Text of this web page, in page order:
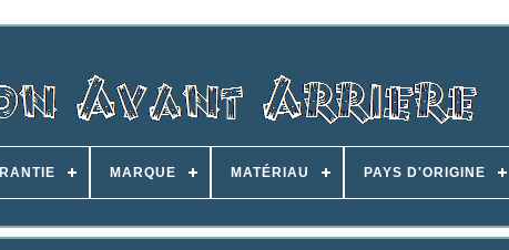
MARQUE MATÉRIAU PAYS D'ORIGINE